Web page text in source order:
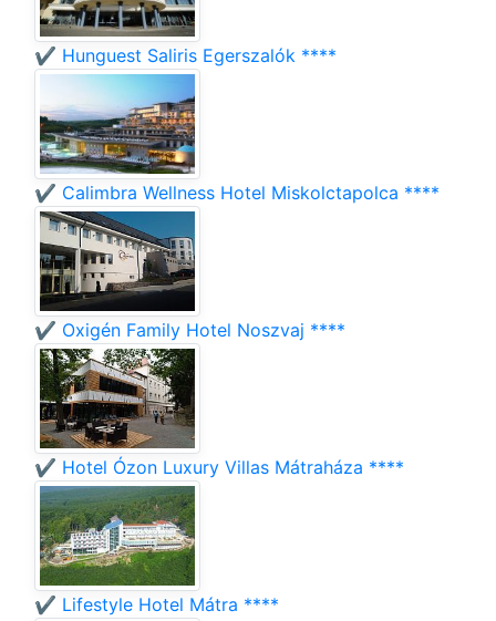
✔️ Hunguest Saliris Egerszalók ****
✔️ Calimbra Wellness Hotel Miskolctapolca ****
✔️ Oxigén Family Hotel Noszvaj ****
✔️ Hotel Ózon Luxury Villas Mátraháza ****
✔️ Lifestyle Hotel Mátra ****